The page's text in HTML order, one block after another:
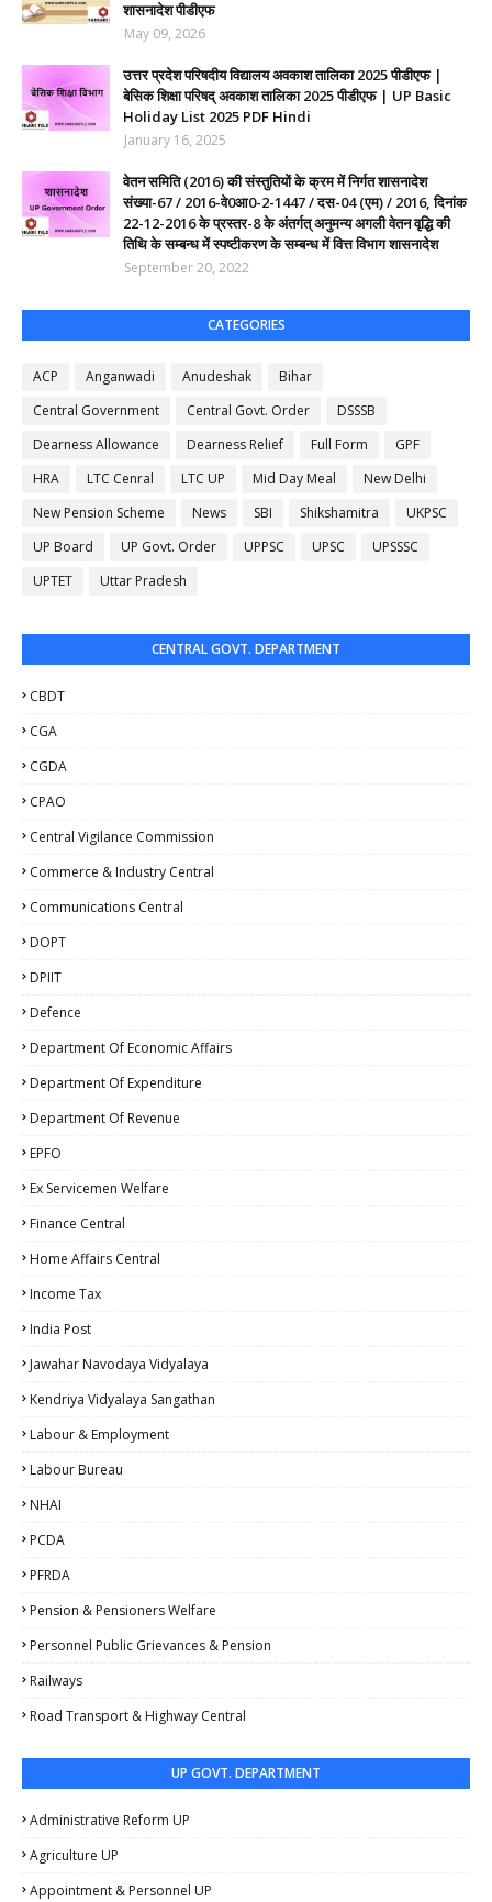
शासनादेश पीडीएफ
May 09, 2026
उत्तर प्रदेश परिषदीय विद्यालय अवकाश तालिका 2025 पीडीएफ |
बेसिक शिक्षा परिषद् अवकाश तालिका 2025 पीडीएफ | UP Basic
Holiday List 2025 PDF Hindi
January 16, 2025
वेतन समिति (2016) की संस्तुतियों के क्रम में निर्गत शासनादेश
संख्या-67 / 2016-वे0आ0-2-1447 / दस-04 (एम) / 2016, दिनांक
22-12-2016 के प्रस्तर-8 के अंतर्गत् अनुमन्य अगली वेतन वृद्धि की
तिथि के सम्बन्ध में स्पष्टीकरण के सम्बन्ध में वित्त विभाग शासनादेश
September 20, 2022
CATEGORIES
ACP Anganwadi Anudeshak
Bihar
Central Government
Central Govt. Order
DSSSB
Dearness Allowance
Dearness Relief Full Form
GPF
HRA
LTC Cenral LTC UP Mid Day Meal
New Delhi
New Pension Scheme
News SBI Shikshamitra
UKPSC
UP Board
UP Govt. Order UPPSC UPSC
UPSSSC
UPTET
Uttar Pradesh
CENTRAL GOVT. DEPARTMENT
CBDT
CGA
CGDA
CPAO
Central Vigilance Commission
Commerce & Industry Central
Communications Central
DOPT
DPIIT
Defence
Department Of Economic Affairs
Department Of Expenditure
Department Of Revenue
EPFO
Ex Servicemen Welfare
Finance Central
Home Affairs Central
Income Tax
India Post
Jawahar Navodaya Vidyalaya
Kendriya Vidyalaya Sangathan
Labour & Employment
Labour Bureau
NHAI
PCDA
PFRDA
Pension & Pensioners Welfare
Personnel Public Grievances & Pension
Railways
Road Transport & Highway Central
UP GOVT. DEPARTMENT
Administrative Reform UP
Agriculture UP
Appointment & Personnel UP